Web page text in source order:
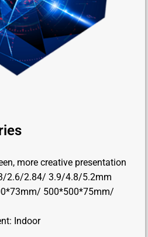
more creative presentation
2.6/2.84/ 3.9/4.8/5.2mm
500*500*75mm/
Indoor